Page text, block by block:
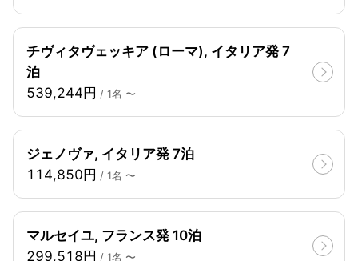
チヴィタヴェッキア (ローマ), イタリア発 7
泊
539,244円 / 1名 〜
ジェノヴァ, イタリア発 7泊
114,850円 / 1名 〜
マルセイユ, フランス発 10泊
299,518円 / 1名 〜